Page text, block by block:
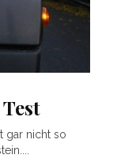
gar nicht so